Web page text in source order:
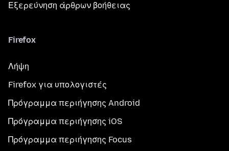
Εξερεύνηση άρθρων βοήθειας
Firefox
Λήψη
Firefox για υπολογιστές
Πρόγραμμα περιήγησης Android
Πρόγραμμα περιήγησης iOS
Πρόγραμμα περιήγησης Focus